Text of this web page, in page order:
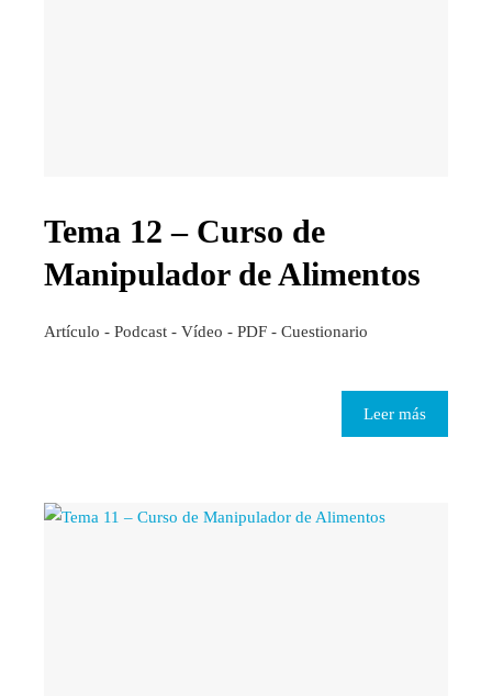
Tema 12 – Curso de
Manipulador de Alimentos
Artículo - Podcast - Vídeo - PDF - Cuestionario
Leer más